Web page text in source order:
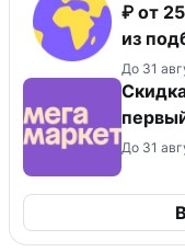
₽ от
из
До 31
До 31